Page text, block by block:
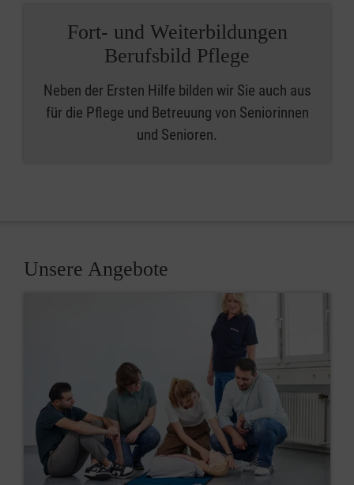
Fort- und Weiterbildungen
Berufsbild Pflege
Neben der Ersten Hilfe bilden wir Sie auch aus
für die Pflege und Betreuung von Seniorinnen
und Senioren.
Unsere Angebote